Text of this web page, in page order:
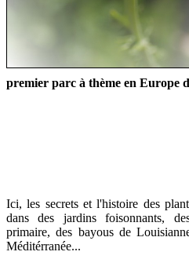
premier parc à thème en Europe
Ici, les secrets et l'histoire des
dans des jardins foisonnants,
primaire, des bayous de
Méditérranée...